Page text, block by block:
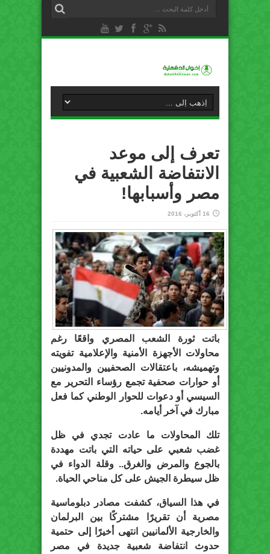
تعرف إلى موعد
الانتفاضة الشعبية في
مصر وأسبابها!
16 أكتوبر، 2016
باتت ثورة الشعب المصري واقعًا رغم
محاولات الأجهزة الأمنية والإعلامية تفويته
وتهميشه، باعتقالات الصحفيين والمدونيين
أو حوارات صحفية تجمع رؤساء التحرير مع
السيسي أو دعوات للحوار الوطني كما فعل
مبارك في آخر أيامه.
تلك المحاولات ما عادت تجدي في ظل
غضب شعبي على حياته التي باتت مهددة
بالجوع والمرض والغرق.. وقلة الدواء في
ظل سيطرة الجيش على كل مناحي الحياة.
في هذا السياق، كشفت مصادر دبلوماسية
مصرية أن تقريرًا مشتركًا بين البرلمان
والخارجية الألمانيين انتهى أخيرًا إلى حتمية
حدوث انتفاضة شعبية جديدة في مصر